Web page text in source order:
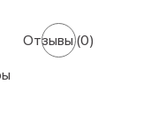
Отзывы(0)